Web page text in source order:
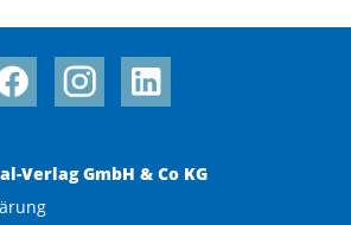
Verlag GmbH & Co KG